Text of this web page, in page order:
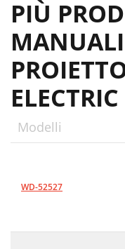
PIÙ
ELECTRIC
Modelli
WD-52527